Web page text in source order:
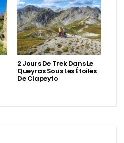
2 Jours De Trek Dans Le
Queyras Sous Les Étoiles
De Clapeyto